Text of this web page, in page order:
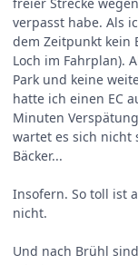
verpasst habe. Als
dem Zeitpunkt kein
Loch im Fahrplan).
Park und keine
hatte ich einen EC
Minuten
wartet es sich nicht
Bäcker...
Insofern. So toll ist
nicht.
Und nach Brühl